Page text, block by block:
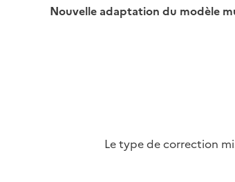
Nouvelle adaptation du modèle
Le type de correction